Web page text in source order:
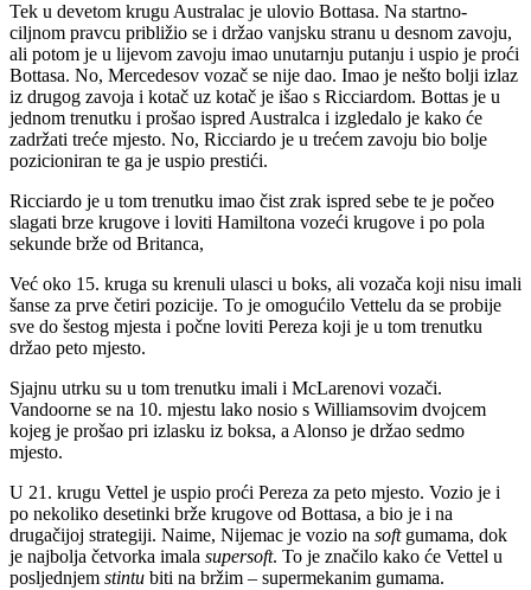
Tek u devetom krugu Australac je ulovio Bottasa. Na startno-
ciljnom pravcu približio se i držao vanjsku stranu u desnom zavoju,
ali potom je u lijevom zavoju imao unutarnju putanju i uspio je proći
Bottasa. No, Mercedesov vozač se nije dao. Imao je nešto bolji izlaz
iz drugog zavoja i kotač uz kotač je išao s Ricciardom. Bottas je u
jednom trenutku i prošao ispred Australca i izgledalo je kako će
zadržati treće mjesto. No, Ricciardo je u trećem zavoju bio bolje
pozicioniran te ga je uspio prestići.
Ricciardo je u tom trenutku imao čist zrak ispred sebe te je počeo
slagati brze krugove i loviti Hamiltona vozeći krugove i po pola
sekunde brže od Britanca,
Već oko 15. kruga su krenuli ulasci u boks, ali vozača koji nisu imali
šanse za prve četiri pozicije. To je omogućilo Vettelu da se probije
sve do šestog mjesta i počne loviti Pereza koji je u tom trenutku
držao peto mjesto.
Sjajnu utrku su u tom trenutku imali i McLarenovi vozači.
Vandoorne se na 10. mjestu lako nosio s Williamsovim dvojcem
kojeg je prošao pri izlasku iz boksa, a Alonso je držao sedmo
mjesto.
U 21. krugu Vettel je uspio proći Pereza za peto mjesto. Vozio je i
po nekoliko desetinki brže krugove od Bottasa, a bio je i na
drugačijoj strategiji. Naime, Nijemac je vozio na softgumama, dok
je najbolja četvorka imala supersoft. To je značilo kako će Vettel u
posljednjem stintu biti na bržim – supermekanim gumama.